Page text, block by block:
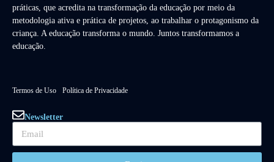
práticas, que acredita na transformação da educação por meio da
metodologia ativa e prática de projetos, ao trabalhar o protagonismo da
criança. A educação transforma o mundo. Juntos transformamos a
educação.
Termos de Uso Política de Privacidade
Newsletter